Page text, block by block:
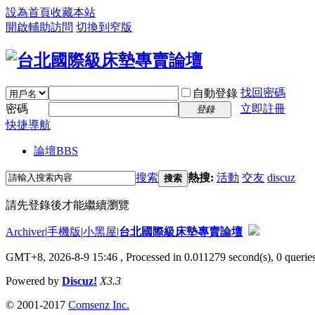
設為首頁收藏本站
開啟輔助訪問 切換到窄版
自動登錄 找回密碼
密碼
登錄
立即註冊
快捷導航
論壇BBS
搜索 搜索 熱搜: 活動 交友 discuz
請先登錄後才能繼續瀏覽
Archiver|手機版|小黑屋|台北國際級床墊專賣論壇
GMT+8, 2026-8-9 15:46 , Processed in 0.011279 second(s), 0
Powered by Discuz! X3.3
© 2001-2017 Comsenz Inc.